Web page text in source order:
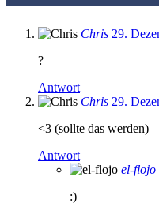
Chris 29.
?
Antwort
Chris 29.
<3 (sollte das werden)
Antwort
el-flojo
:)